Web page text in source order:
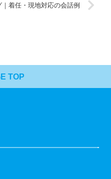
着任・現地対応の会話例
TOP